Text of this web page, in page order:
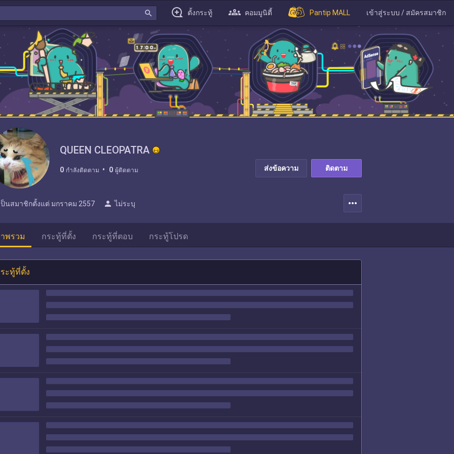
search ตั้งกระทู้ คอมมูนิตี้ Pantip MALL เข้าสู่ระบบ / สมัครสมาชิก
QUEEN CLEOPATRA
0 กำลังติดตาม 0 ผู้ติดตาม ส่งข้อความ ติดตาม
ป็นสมาชิกตั้งแต่ มกราคม 2557 person ไม่ระบุ more_horiz
พรวม กระทู้ที่ตั้ง กระทู้ที่ตอบ กระทู้โปรด
ะทู้ที่ตั้ง